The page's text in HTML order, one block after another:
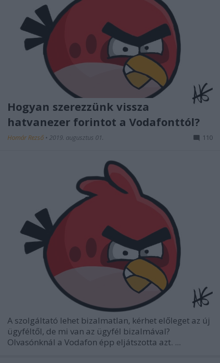
Hogyan szerezzünk vissza
hatvanezer forintot a Vodafonttól?
Homár Rezső • 2019. augusztus 01. 110
A szolgáltató lehet bizalmatlan, kérhet előleget az új
ügyféltől, de mi van az ügyfél bizalmával?
Olvasónknál a Vodafon épp eljátszotta azt. ...